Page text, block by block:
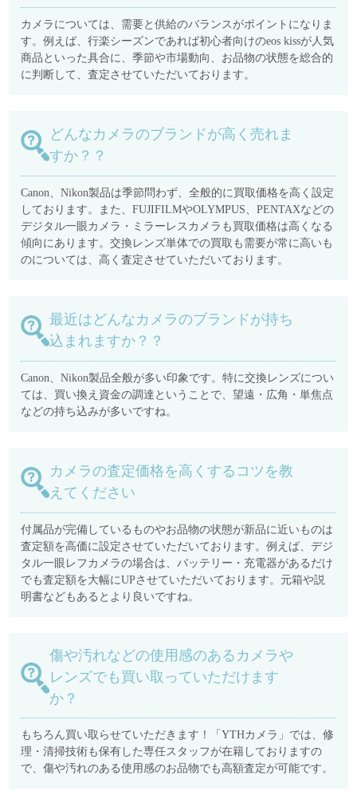
カメラについては、需要と供給のバランスがポイントになりま
す。例えば、行楽シーズンであれば初心者向けのeos kissが人気
商品といった具合に、季節や市場動向、お品物の状態を総合的
に判断して、査定させていただいております。
どんなカメラのブランドが高く売れま
すか？？
Canon、Nikon製品は季節問わず、全般的に買取価格を高く設定
しております。また、FUJIFILMやOLYMPUS、PENTAXなどの
デジタル一眼カメラ・ミラーレスカメラも買取価格は高くなる
傾向にあります。交換レンズ単体での買取も需要が常に高いも
のについては、高く査定させていただいております。
最近はどんなカメラのブランドが持ち
込まれますか？？
Canon、Nikon製品全般が多い印象です。特に交換レンズについ
ては、買い換え資金の調達ということで、望遠・広角・単焦点
などの持ち込みが多いですね。
カメラの査定価格を高くするコツを教
えてください
付属品が完備しているものやお品物の状態が新品に近いものは
査定額を高価に設定させていただいております。例えば、デジ
タル一眼レフカメラの場合は、バッテリー・充電器があるだけ
でも査定額を大幅にUPさせていただいております。元箱や説
明書などもあるとより良いですね。
傷や汚れなどの使用感のあるカメラや
レンズでも買い取っていただけます
か？
もちろん買い取らせていただきます！「YTHカメラ」では、修
理・清掃技術も保有した専任スタッフが在籍しておりますの
で、傷や汚れのある使用感のお品物でも高額査定が可能です。